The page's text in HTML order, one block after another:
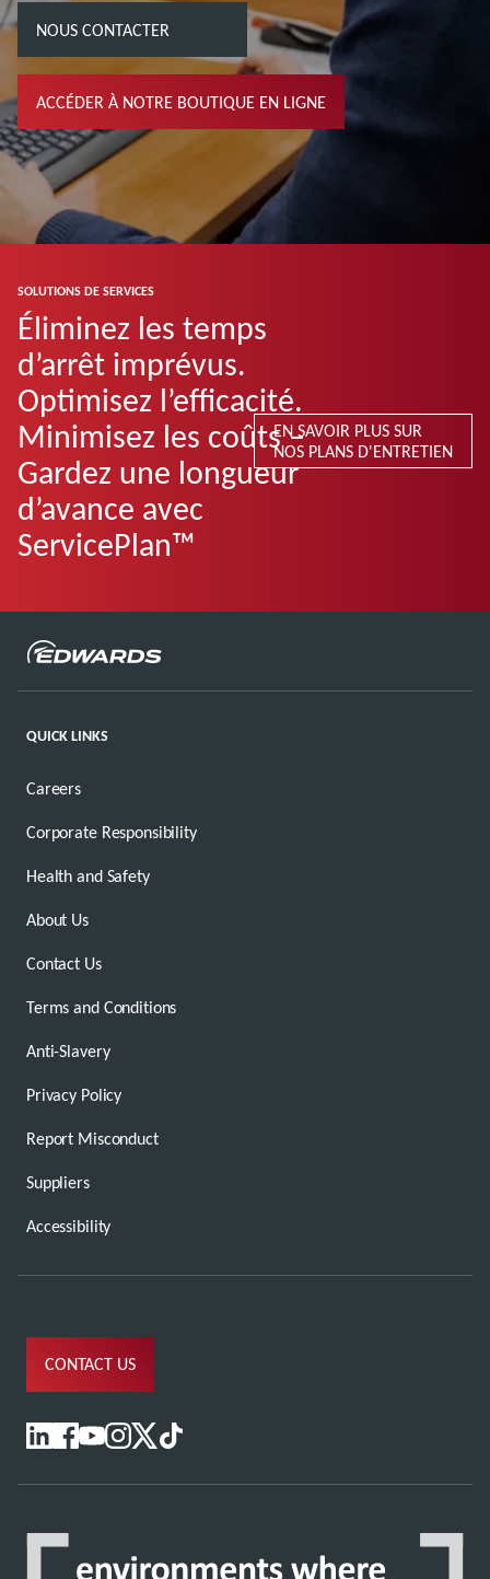
NOUS CONTACTER
ACCÉDER À NOTRE BOUTIQUE EN LIGNE
SOLUTIONS DE SERVICES
Éliminez les temps
d’arrêt imprévus.
Optimisez l’efficacité.
Minimisez les coûts –
Gardez une longueur
d’avance avec
ServicePlan™
EN SAVOIR PLUS SUR
NOS PLANS D'ENTRETIEN
QUICK LINKS
Careers
Corporate Responsibility
Health and Safety
About Us
Contact Us
Terms and Conditions
Anti-Slavery
Privacy Policy
Report Misconduct
Suppliers
Accessibility
CONTACT US